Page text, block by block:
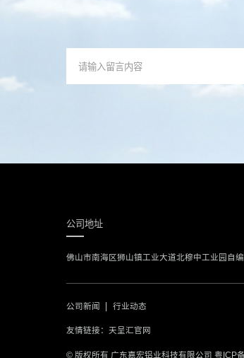
公司地址
佛山市南海区狮山镇工业大道北穆中工业园自
公司新闻 行业动态
友情链接：天呈汇官网
© 版权所有 广东嘉宏铝业科技有限公司粤ICP